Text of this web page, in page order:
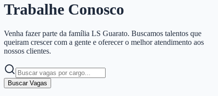
Trabalhe Conosco
Venha fazer parte da família LS Guarato. Buscamos talentos que
queiram crescer com a gente e oferecer o melhor atendimento aos
nossos clientes.
Buscar Vagas